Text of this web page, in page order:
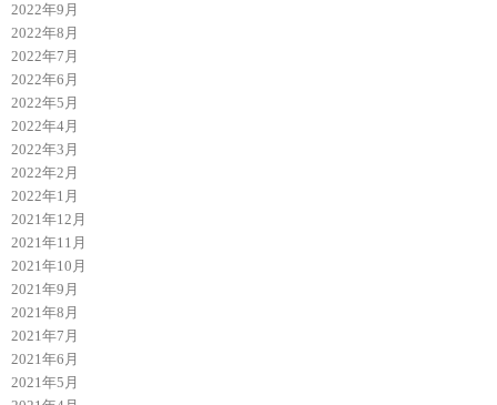
2022年9月
2022年8月
2022年7月
2022年6月
2022年5月
2022年4月
2022年3月
2022年2月
2022年1月
2021年12月
2021年11月
2021年10月
2021年9月
2021年8月
2021年7月
2021年6月
2021年5月